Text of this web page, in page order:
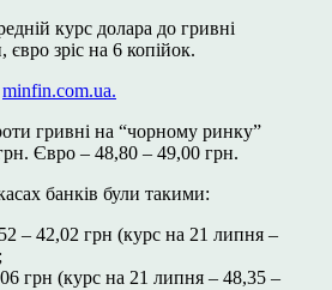
курс долара до гривні
зріс на 6 копійок.
minfin.com.ua.
гривні на “чорному ринку”
Євро – 48,80 – 49,00 грн.
банків були такими:
– 42,02 грн (курс на 21 липня –
грн (курс на 21 липня – 48,35 –